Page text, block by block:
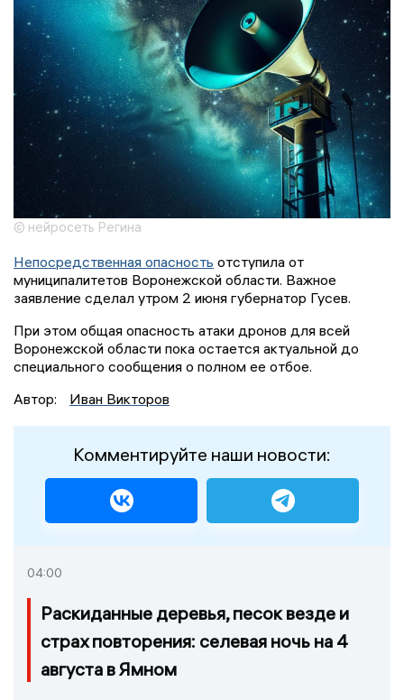
© нейросеть Регина
Непосредственная опасность отступила от
муниципалитетов Воронежской области. Важное
заявление сделал утром 2 июня губернатор Гусев.
При этом общая опасность атаки дронов для всей
Воронежской области пока остается актуальной до
специального сообщения о полном ее отбое.
Автор:
Иван Викторов
Комментируйте наши новости:
04:00
Раскиданные деревья, песок везде и
страх повторения: селевая ночь на 4
августа в Ямном